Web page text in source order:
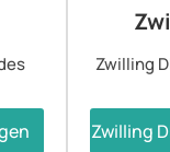
Zwilling
Zwilling